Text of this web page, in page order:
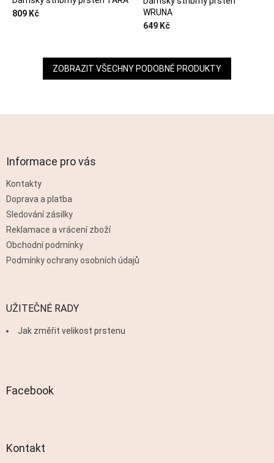
809 Kč
WRUNA
649 Kč
ZOBRAZIT VŠECHNY PODOBNÉ PRODUKTY
Informace pro vás
Kontakty
Doprava a platba
Sledování zásilky
Reklamace a vrácení zboží
Obchodní podmínky
Podmínky ochrany osobních údajů
UŽITEČNÉ RADY
Jak změřit velikost prstenu
Facebook
Kontakt